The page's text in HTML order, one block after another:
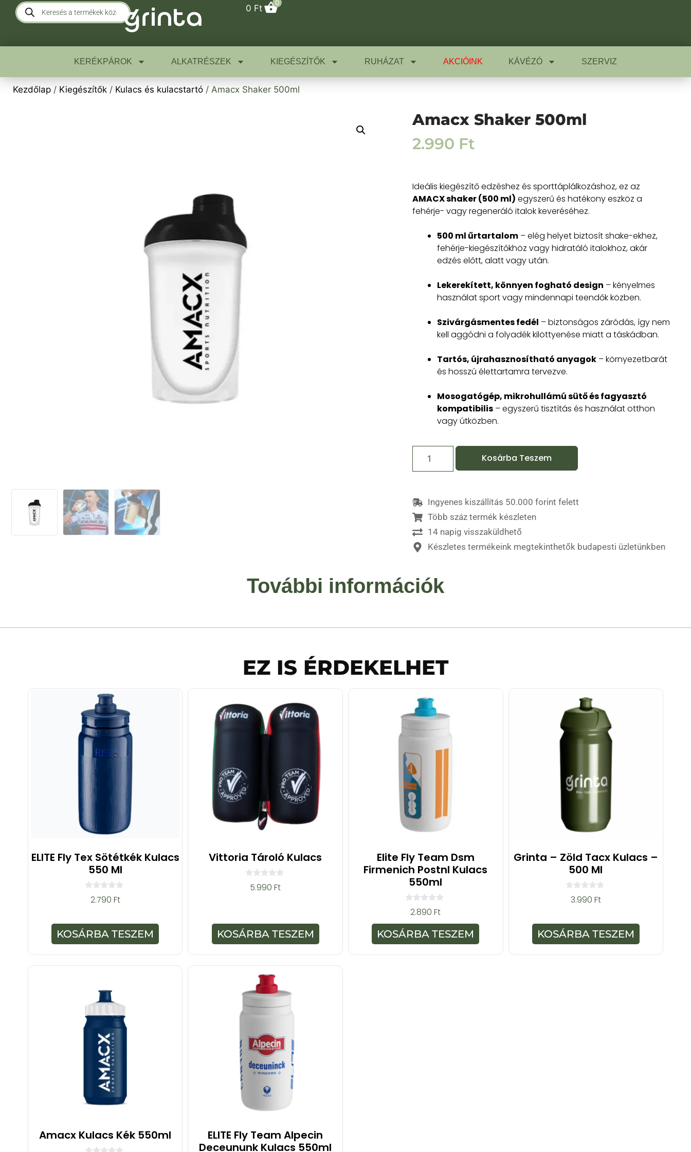
0 Ft
0
KERÉKPÁROK ALKATRÉSZEK KIEGÉSZÍTŐK RUHÁZAT AKCIÓINK KÁVÉZÓ SZERVIZ
Kezdőlap / Kiegészítők / Kulacs és kulacstartó / Amacx Shaker 500ml
Amacx Shaker 500ml
2.990 Ft
Ideális kiegészítő edzéshez és sporttáplálkozáshoz, ez az
AMACX shaker (500 ml) egyszerű és hatékony eszköz a
fehérje- vagy regeneráló italok keveréséhez.
500 ml űrtartalom – elég helyet biztosít shake-ekhez,
fehérje-kiegészítőkhöz vagy hidratáló italokhoz, akár
edzés előtt, alatt vagy után.
Lekerekített, könnyen fogható design – kényelmes
használat sport vagy mindennapi teendők közben.
Szivárgásmentes fedél – biztonságos záródás, így nem
kell aggódni a folyadék kilöttyenése miatt a táskádban.
Tartós, újrahasznosítható anyagok – környezetbarát
és hosszú élettartamra tervezve.
Mosogatógép, mikrohullámú sütő és fagyasztó
kompatibilis – egyszerű tisztítás és használat otthon
vagy útközben.
Kosárba Teszem
Ingyenes kiszállítás 50.000 forint felett
Több száz termék készleten
14 napig visszaküldhető
Készletes termékeink megtekinthetők budapesti üzletünkben
További információk
EZ IS ÉRDEKELHET
ELITE Fly Tex Sötétkék Kulacs
550 Ml
-
b
ő
l
2.790 Ft
KOSÁRBA TESZEM
Vittoria Tároló Kulacs
l
5.990Ft
KOSÁRBA TESZEM
Elite Fly Team Dsm
Firmenich Postnl Kulacs
550ml
z
5
-
b
2.890Ft
KOSÁRBA TESZEM
Grinta – Zöld Tacx Kulacs –
500 Ml
-
b
ő
l
3.990 Ft
KOSÁRBA TESZEM
Amacx Kulacs Kék 550ml
ELITE Fly Team Alpecin
Deceununk Kulacs 550ml